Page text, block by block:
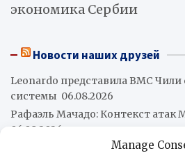
Manage
экономика Сербии
Новости наших друзей
Leonardo представила ВМС Чили
системы 06.08.2026
Рафаэль Мачадо: Контекст атак
06.08.2026
Объявлено о создании